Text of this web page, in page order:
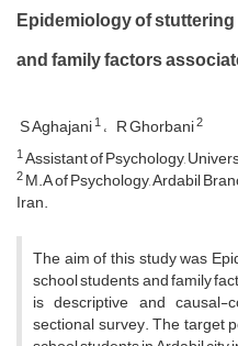
Epidemiology of
and family factors
S Aghajani1 R Ghorbani2
1Assistant of Psychology,
2M.A of Psychology, Ardabil
Iran.
The aim of this study was
school students and family
is descriptive and
sectional survey. The target